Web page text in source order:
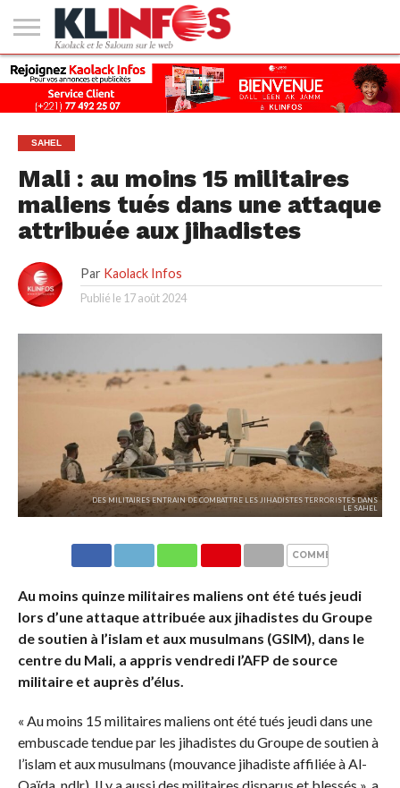
#2
(PAS
DE
TITRE)
KAOLACK
POLITIQUE
ECONOMIE
SOCIÉTÉ
CULTURE
PEOPLE
SPORT
SANTÉ
AFRIQUE
INTERNATIONAL
EMPLOI &
FORMATION
SAHEL
Mali : au moins 15 militaires
maliens tués dans une attaque
attribuée aux jihadistes
Par Kaolack Infos
Publié le 17 août 2024
DES MILITAIRES ENTRAIN DE COMBATTRE LES JIHADISTES TERRORISTES DANS
LE SAHEL
COMMENTAIRES
Au moins quinze militaires maliens ont été tués jeudi
lors d’une attaque attribuée aux jihadistes du Groupe
de soutien à l’islam et aux musulmans (GSIM), dans le
centre du Mali, a appris vendredi l’AFP de source
militaire et auprès d’élus.
« Au moins 15 militaires maliens ont été tués jeudi dans une
embuscade tendue par les jihadistes du Groupe de soutien à
l’islam et aux musulmans (mouvance jihadiste affiliée à Al-
Qaïda, ndlr). Il y a aussi des militaires disparus et blessés », a